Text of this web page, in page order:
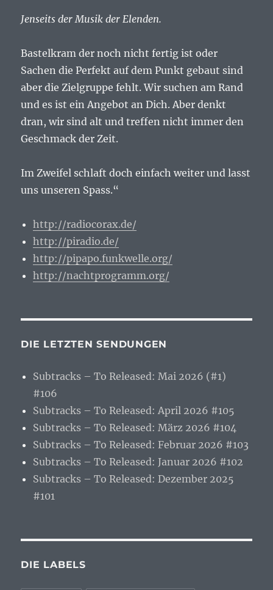
Jenseits der Musik der Elenden.
Bastelkram der noch nicht fertig ist oder
Sachen die Perfekt auf dem Punkt gebaut sind
aber die Zielgruppe fehlt. Wir suchen am Rand
und es ist ein Angebot an Dich. Aber denkt
dran, wir sind alt und treffen nicht immer den
Geschmack der Zeit.
Im Zweifel schlaft doch einfach weiter und lasst
uns unseren Spass.“
http://radiocorax.de/
http://piradio.de/
http://pipapo.funkwelle.org/
http://nachtprogramm.org/
DIE LETZTEN SENDUNGEN
Subtracks – To Released: Mai 2026 (#1)
#106
Subtracks – To Released: April 2026 #105
Subtracks – To Released: März 2026 #104
Subtracks – To Released: Februar 2026 #103
Subtracks – To Released: Januar 2026 #102
Subtracks – To Released: Dezember 2025
#101
DIE LABELS